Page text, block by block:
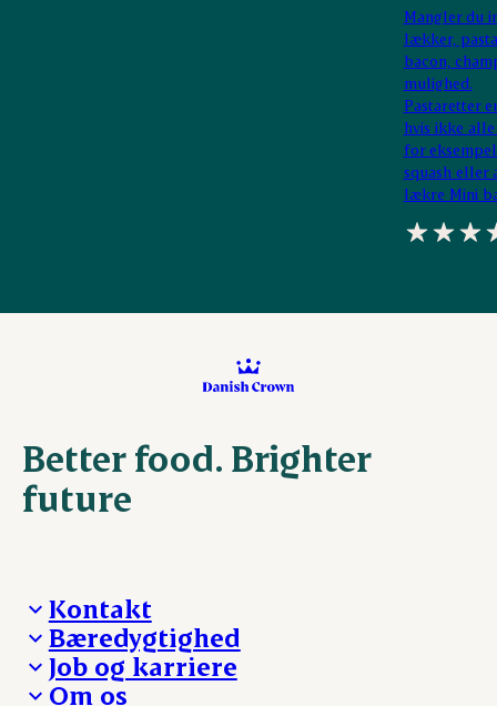
Mangler du
lækker,
bacon,
mulighed.
Pastaretter
hvis ikke
for
squash eller
lækre Mini
Better food. Brighter
future
Kontakt
Besøg Danish Crown
Presse og nyheder
Reklamationer
Bæredygtighed
Fra jord til bord
Job og karriere
Om os